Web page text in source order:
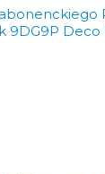
9DG9P Deco